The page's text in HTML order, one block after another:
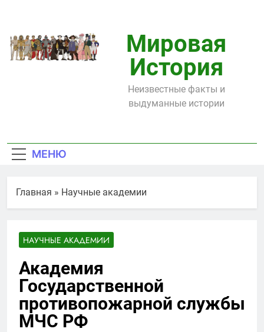
содержимому
Мировая
История
Неизвестные факты и
выдуманные истории
МЕНЮ
Главная » Научные академии
НАУЧНЫЕ АКАДЕМИИ
Академия
Государственной
противопожарной службы
МЧС РФ